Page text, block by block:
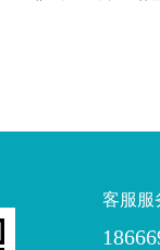
客服服